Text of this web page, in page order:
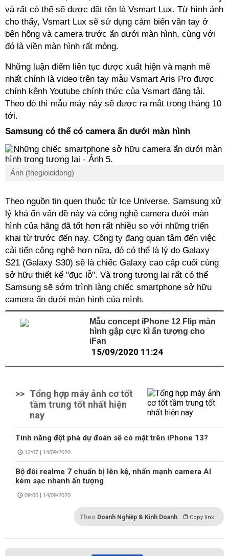
và rất có thể sẽ được đặt tên là Vsmart Lux. Từ hình ảnh
cho thấy, Vsmart Lux sẽ sử dụng cảm biến vân tay ở
bên hông và camera trước ẩn dưới màn hình, cùng với
đó là viền màn hình rất mỏng.
Những luận điểm liên tục được xuất hiện và mạnh mẽ
nhất chính là video trên tay mẫu Vsmart Aris Pro được
chính kênh Youtube chính thức của Vsmart đăng tải.
Theo đó thì mẫu máy này sẽ được ra mắt trong tháng 10
tới.
Samsung có thể có camera ẩn dưới màn hình
Ảnh (thegioididong)
Theo nguồn tin quen thuộc từ Ice Universe, Samsung xử
lý khá ổn vấn đề này và công nghệ camera dưới màn
hình của hãng đã tốt hơn rất nhiều so với những triển
khai từ trước đến nay. Công ty đang quan tâm đến việc
cải tiến công nghệ hơn nữa, đó có thể là lý do Galaxy
S21 (Galaxy S30) sẽ là chiếc Galaxy cao cấp cuối cùng
sở hữu thiết kế "đục lỗ". Và trong tương lai rất có thể
Samsung sẽ sớm trình làng chiếc smartphone sở hữu
camera ẩn dưới màn hình của mình.
Mẫu concept iPhone 12 Flip màn
hình gập cực kì ấn tượng cho
iFan
15/09/2020 11:24
>> Tổng hợp máy ảnh cơ tốt
tầm trung tốt nhất hiện
nay
Tính năng đột phá dự đoán sẽ có mặt trên iPhone 13?
12:07 | 14/09/2020
Bộ đôi realme 7 chuẩn bị lên kệ, nhấn mạnh camera AI
kèm sạc nhanh ấn tượng
09:06 | 14/09/2020
Theo Doanh Nghiệp & Kinh Doanh Copy link